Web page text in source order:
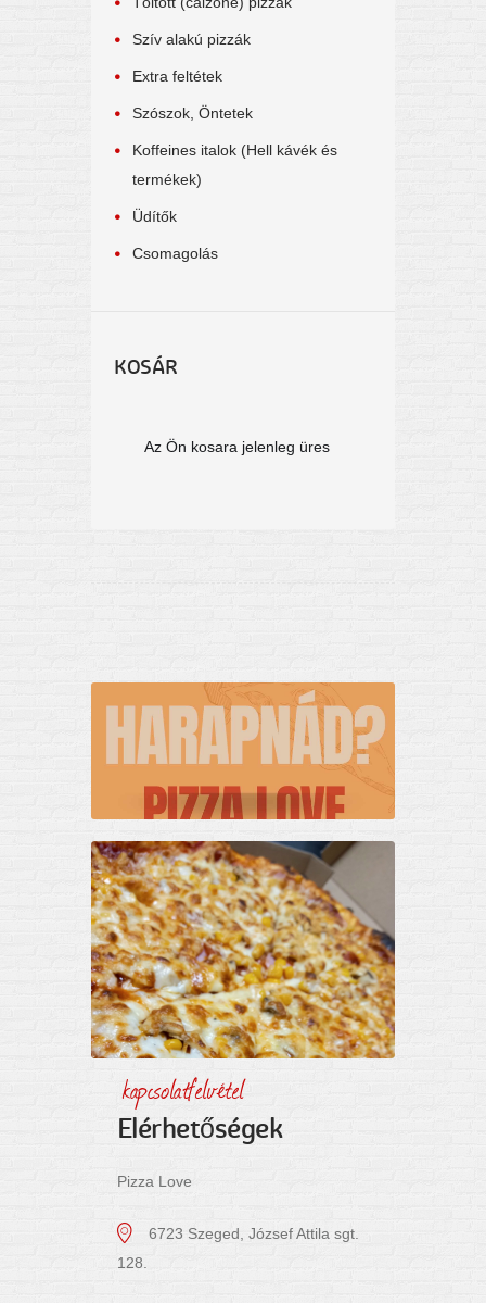
Szív alakú pizzák
Extra feltétek
Szószok, Öntetek
Koffeines italok (Hell kávék és
termékek)
Üdítők
Csomagolás
KOSÁR
Az Ön kosara jelenleg üres
kapcsolatfelvétel
Elérhetőségek
Pizza Love
6723 Szeged, József Attila sgt.
128.